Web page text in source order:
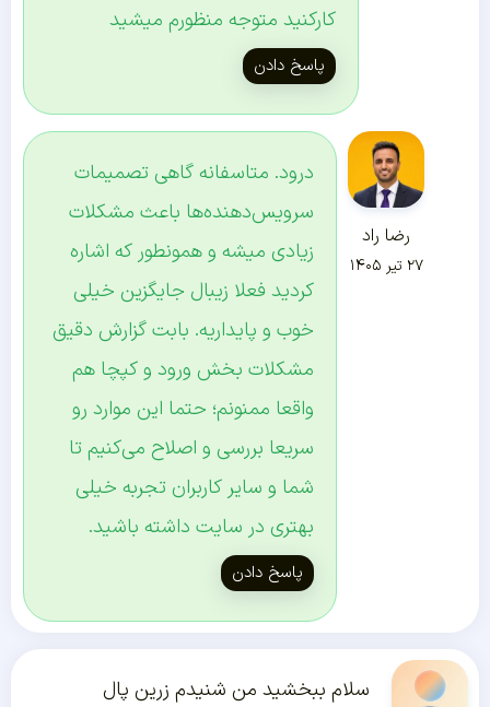
کارکنید متوجه منظورم میشید
پاسخ دادن
رضا راد
۲۷ تیر ۱۴۰۵
درود. متاسفانه گاهی تصمیمات
سرویس‌دهنده‌ها باعث مشکلات
زیادی میشه و همونطور که اشاره
کردید فعلا زیبال جایگزین خیلی
خوب و پایداریه. بابت گزارش دقیق
مشکلات بخش ورود و کپچا هم
واقعا ممنونم؛ حتما این موارد رو
سریعا بررسی و اصلاح می‌کنیم تا
شما و سایر کاربران تجربه خیلی
بهتری در سایت داشته باشید.
پاسخ دادن
سلام ببخشید من شنیدم زرین پال